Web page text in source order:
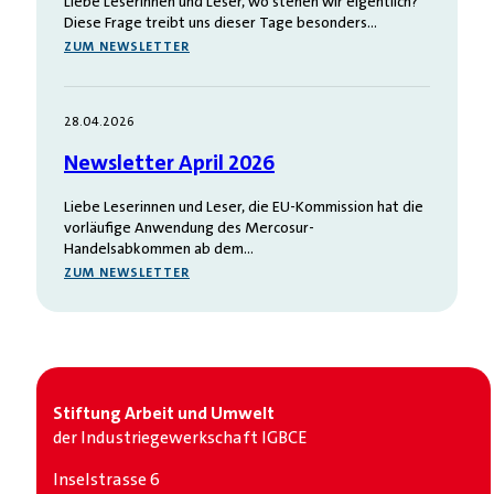
Diese Frage treibt uns dieser Tage besonders…
ZUM NEWSLETTER
28.04.2026
Newsletter April 2026
Liebe Leserinnen und Leser, die EU-Kommission hat die
vorläufige Anwendung des Mercosur-
Handelsabkommen ab dem…
ZUM NEWSLETTER
Stiftung Arbeit und Umwelt
der Industrie­gewerkschaft IGBCE
Inselstrasse 6